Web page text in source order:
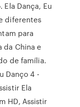
Dança, Eu
diferentes
para
China e
de família.
Danço 4 -
Ela
HD, Assistir